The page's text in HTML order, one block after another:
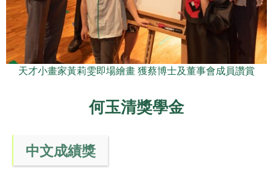
天才小畫家黃莉雯即場繪畫 獲蔡博士及董事會成員讚賞
何玉清獎學金
中文成績獎